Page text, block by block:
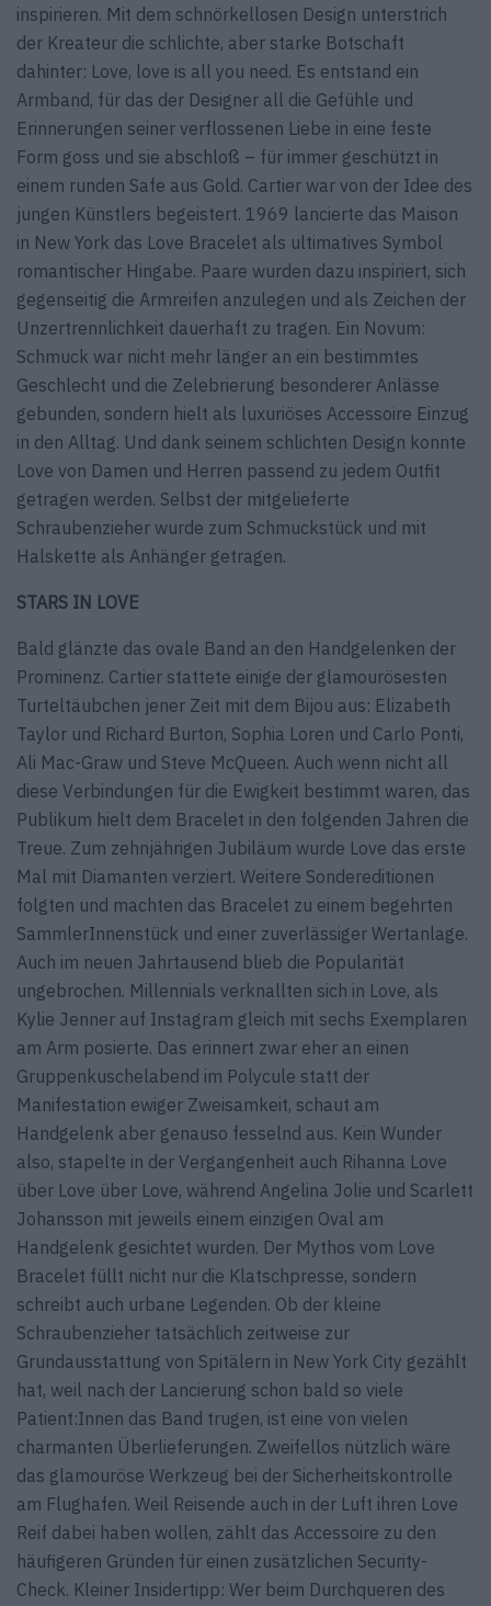
inspirieren. Mit dem schnörkellosen Design unterstrich
der Kreateur die schlichte, aber starke Botschaft
dahinter: Love, love is all you need. Es entstand ein
Armband, für das der Designer all die Gefühle und
Erinnerungen seiner verflossenen Liebe in eine feste
Form goss und sie abschloß – für immer geschützt in
einem runden Safe aus Gold. Cartier war von der Idee des
jungen Künstlers begeistert. 1969 lancierte das Maison
in New York das Love Bracelet als ultimatives Symbol
romantischer Hingabe. Paare wurden dazu inspiriert, sich
gegenseitig die Armreifen anzulegen und als Zeichen der
Unzertrennlichkeit dauerhaft zu tragen. Ein Novum:
Schmuck war nicht mehr länger an ein bestimmtes
Geschlecht und die Zelebrierung besonderer Anlässe
gebunden, sondern hielt als luxuriöses Accessoire Einzug
in den Alltag. Und dank seinem schlichten Design konnte
Love von Damen und Herren passend zu jedem Outfit
getragen werden. Selbst der mitgelieferte
Schraubenzieher wurde zum Schmuckstück und mit
Halskette als Anhänger getragen.
STARS IN LOVE
Bald glänzte das ovale Band an den Handgelenken der
Prominenz. Cartier stattete einige der glamourösesten
Turteltäubchen jener Zeit mit dem Bijou aus: Elizabeth
Taylor und Richard Burton, Sophia Loren und Carlo Ponti,
Ali Mac-Graw und Steve McQueen. Auch wenn nicht all
diese Verbindungen für die Ewigkeit bestimmt waren, das
Publikum hielt dem Bracelet in den folgenden Jahren die
Treue. Zum zehnjährigen Jubiläum wurde Love das erste
Mal mit Diamanten verziert. Weitere Sondereditionen
folgten und machten das Bracelet zu einem begehrten
SammlerInnenstück und einer zuverlässiger Wertanlage.
Auch im neuen Jahrtausend blieb die Popularität
ungebrochen. Millennials verknallten sich in Love, als
Kylie Jenner auf Instagram gleich mit sechs Exemplaren
am Arm posierte. Das erinnert zwar eher an einen
Gruppenkuschelabend im Polycule statt der
Manifestation ewiger Zweisamkeit, schaut am
Handgelenk aber genauso fesselnd aus. Kein Wunder
also, stapelte in der Vergangenheit auch Rihanna Love
über Love über Love, während Angelina Jolie und Scarlett
Johansson mit jeweils einem einzigen Oval am
Handgelenk gesichtet wurden. Der Mythos vom Love
Bracelet füllt nicht nur die Klatschpresse, sondern
schreibt auch urbane Legenden. Ob der kleine
Schraubenzieher tatsächlich zeitweise zur
Grundausstattung von Spitälern in New York City gezählt
hat, weil nach der Lancierung schon bald so viele
Patient:Innen das Band trugen, ist eine von vielen
charmanten Überlieferungen. Zweifellos nützlich wäre
das glamouröse Werkzeug bei der Sicherheitskontrolle
am Flughafen. Weil Reisende auch in der Luft ihren Love
Reif dabei haben wollen, zählt das Accessoire zu den
häufigeren Gründen für einen zusätzlichen Security-
Check. Kleiner Insidertipp: Wer beim Durchqueren des